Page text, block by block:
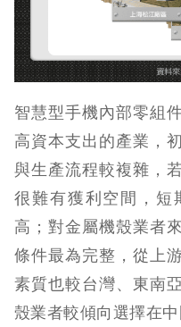
智慧型手機內部零組
高資本支出的產業，
與生產流程較複雜，
很難有獲利空間，短
高；對金屬機殼業者
條件最為完整，從上
素質也較台灣、東南
殼業者較傾向選擇在